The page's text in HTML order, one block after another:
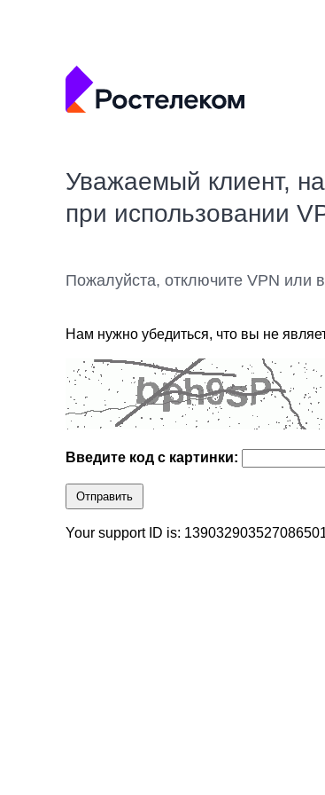
Уважаемый клиент,
при использовании
Пожалуйста, отключите VPN или
Нам нужно убедиться, что вы не
Введите код с картинки:
Отправить
Your support ID is: